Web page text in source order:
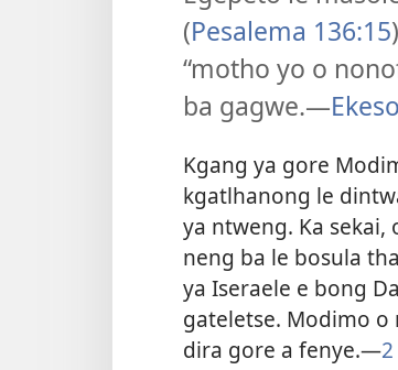
(Pesalema 136:15
“motho yo o
ba gagwe.—
Kgang ya gore
kgatlhanong le
ya ntweng. Ka sekai,
neng ba le bosula
ya Iseraele e bong
gateletse. Modimo o
dira gore a fenye.—